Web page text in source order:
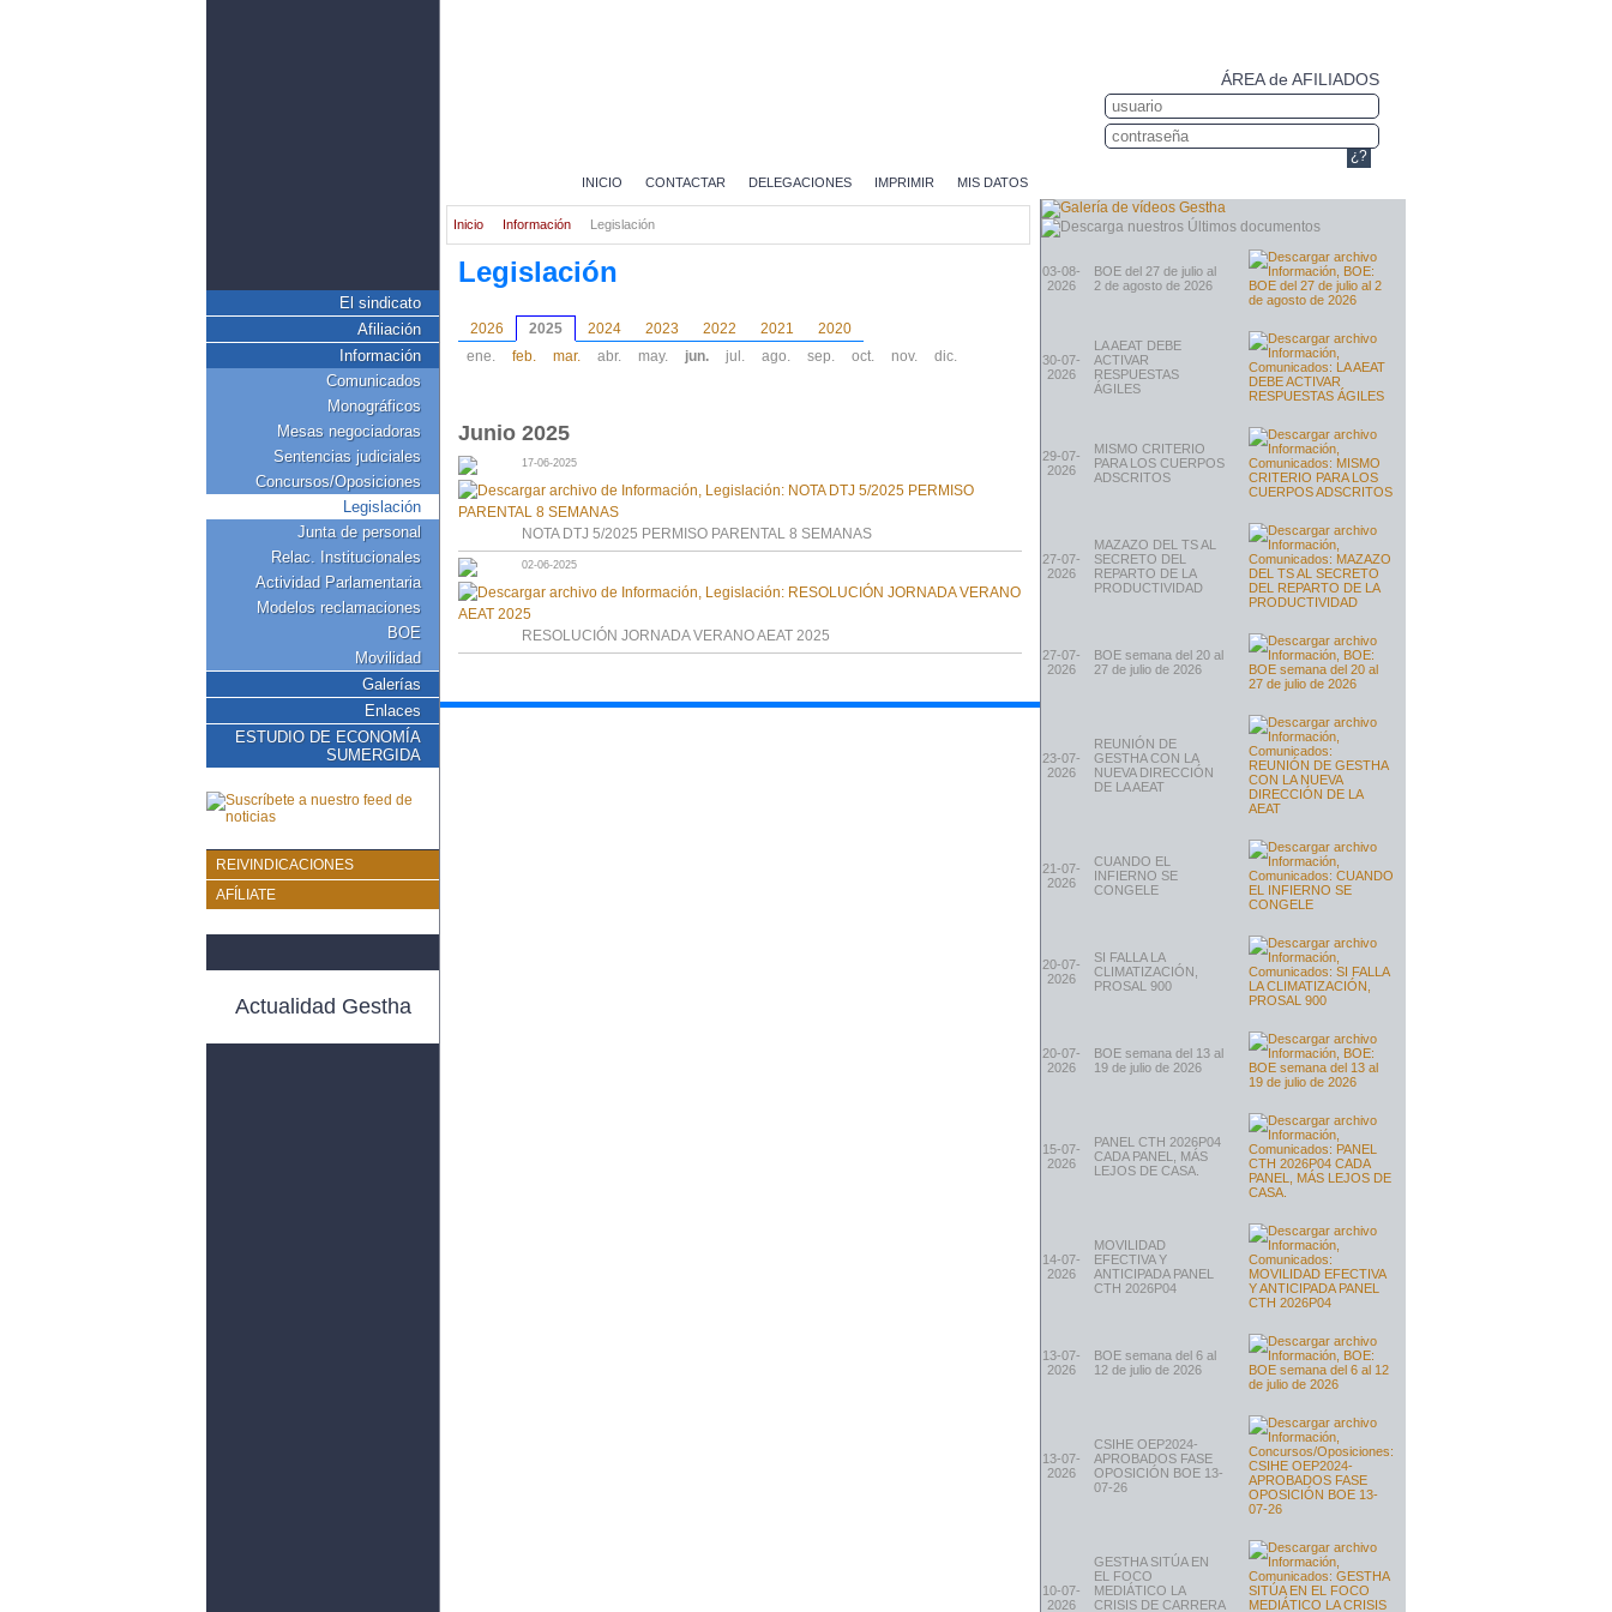
El sindicato
Afiliación
Información
Comunicados
Monográficos
Mesas negociadoras
Sentencias judiciales
Concursos/Oposiciones
Legislación
Junta de personal
Relac. Institucionales
Actividad Parlamentaria
Modelos reclamaciones
BOE
Movilidad
Galerías
Enlaces
ESTUDIO DE ECONOMÍA
SUMERGIDA
REIVINDICACIONES
AFÍLIATE
Actualidad Gestha
ÁREA de AFILIADOS
¿?
INICIO CONTACTAR DELEGACIONES IMPRIMIR MIS DATOS
Inicio Información Legislación
Legislación
2026 2025 2024 2023 2022 2021
2020
ene.
feb. mar. abr. may. jun. jul. ago. sep. oct. nov. dic.
Junio 2025
17-06-2025
NOTA DTJ 5/2025 PERMISO PARENTAL 8 SEMANAS
02-06-2025
RESOLUCIÓN JORNADA VERANO AEAT 2025
03-08-
2026
BOE del 27 de julio al
2 de agosto de 2026
30-07-
2026
LA AEAT DEBE
ACTIVAR
RESPUESTAS
ÁGILES
29-07-
2026
MISMO CRITERIO
PARA LOS CUERPOS
ADSCRITOS
27-07-
2026
MAZAZO DEL TS AL
SECRETO DEL
REPARTO DE LA
PRODUCTIVIDAD
27-07-
2026
BOE semana del 20 al
27 de julio de 2026
23-07-
2026
REUNIÓN DE
GESTHA CON LA
NUEVA DIRECCIÓN
DE LA AEAT
21-07-
2026
CUANDO EL
INFIERNO SE
CONGELE
20-07-
2026
SI FALLA LA
CLIMATIZACIÓN,
PROSAL 900
20-07-
2026
BOE semana del 13 al
19 de julio de 2026
15-07-
2026
PANEL CTH 2026P04
CADA PANEL, MÁS
LEJOS DE CASA.
14-07-
2026
MOVILIDAD
EFECTIVA Y
ANTICIPADA PANEL
CTH 2026P04
13-07-
2026
BOE semana del 6 al
12 de julio de 2026
13-07-
2026
CSIHE OEP2024-
APROBADOS FASE
OPOSICIÓN BOE 13-
07-26
10-07-
2026
GESTHA SITÚA EN
EL FOCO
MEDIÁTICO LA
CRISIS DE CARRERA